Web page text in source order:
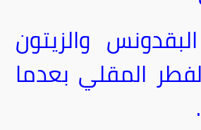
والزيتون
المقلي بعدما